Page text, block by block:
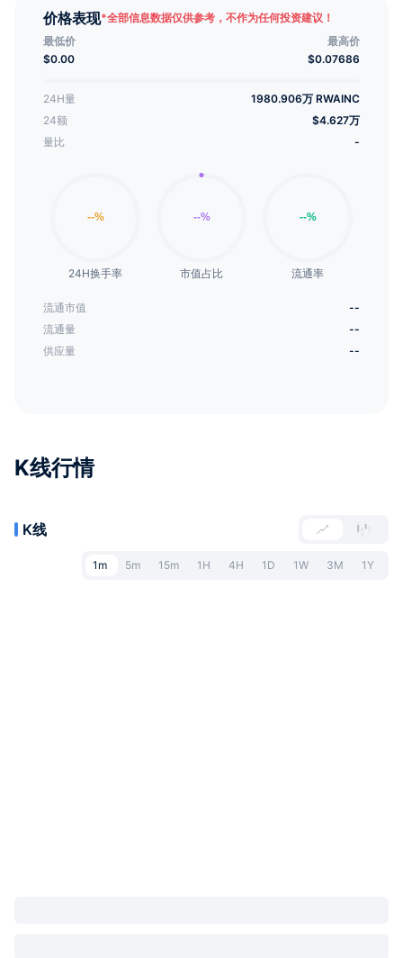
亿美元，RWA Inc. 凭借无与伦比的监管合规性和变革
性资产可访问性，有望成为这一数万亿美元机遇的主导
者。
价格表现*全部信息数据仅供参考，不作为任何投资建议！
最低价
最高价
$0.00
$0.07686
24H量
1980.906万 RWAINC
24额
$4.627万
量比
-
24H换手率 市值占比 流通率
流通市值
--
流通量
--
供应量
--
K线行情
K线
1m 5m 15m 1H 4H 1D 1W 3M 1Y